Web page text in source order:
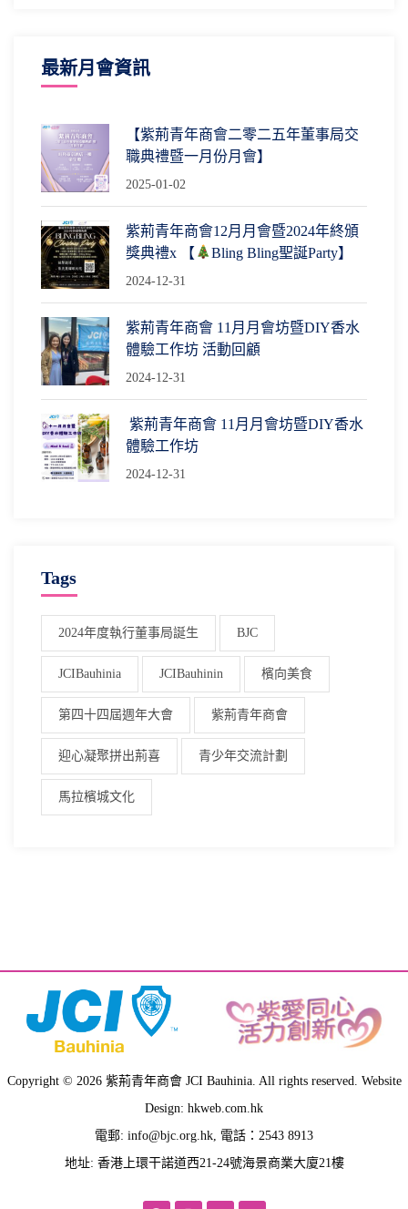
最新月會資訊
【紫荊青年商會二零二五年董事局交
職典禮暨一月份月會】
2025-01-02
紫荊青年商會12月月會暨2024年終頒
獎典禮x 【
Bling Bling聖誕Party】
2024-12-31
紫荊青年商會 11月月會坊暨DIY香水
體驗工作坊 活動回顧
2024-12-31
紫荊青年商會 11月月會坊暨DIY香水
體驗工作坊
2024-12-31
Tags
2024年度執行董事局誕生 BJC
JCIBauhinia JCIBauhinin 檳向美食
第四十四屆週年大會 紫荊青年商會
迎心凝聚拼出荊喜 青少年交流計劃
馬拉檳城文化
Copyright © 2026 紫荊青年商會 JCI Bauhinia. All rights reserved. Website
Design: hkweb.com.hk
電郵: info@bjc.org.hk, 電話：2543 8913
地址: 香港上環干諾道西21-24號海景商業大廈21樓